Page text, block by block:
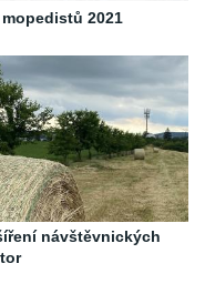
mopedistů 2021
návštěvnických